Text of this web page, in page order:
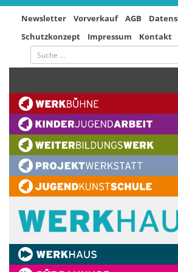
Newsletter Vorverkauf AGB
Schutzkonzept
Impressum Kontakt